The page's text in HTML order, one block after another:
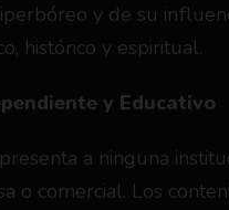
y de su
histórico y espiritual.
y Educativo
a ninguna
o comercial. Los